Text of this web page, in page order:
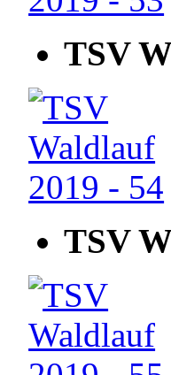
TSV
TSV